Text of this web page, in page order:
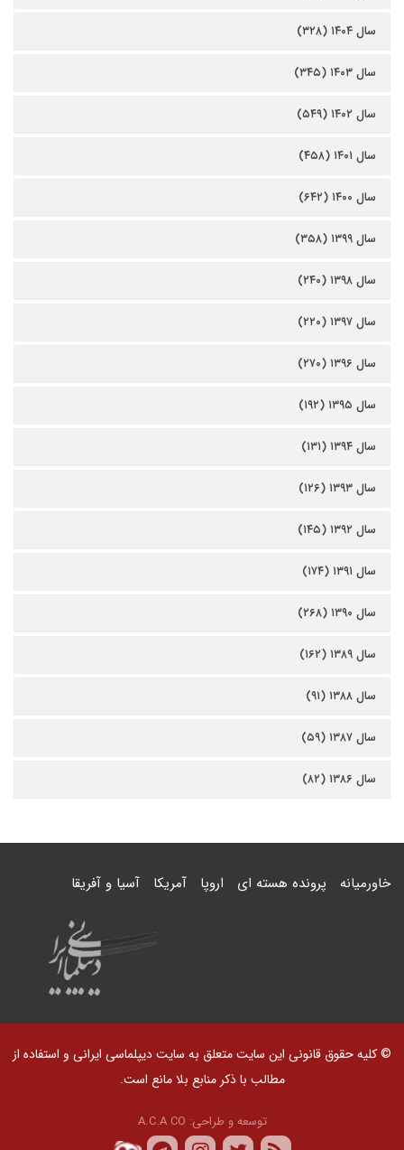
سال ۱۴۰۴ (۳۲۸)
سال ۱۴۰۳ (۳۴۵)
سال ۱۴۰۲ (۵۴۹)
سال ۱۴۰۱ (۴۵۸)
سال ۱۴۰۰ (۶۴۲)
سال ۱۳۹۹ (۳۵۸)
سال ۱۳۹۸ (۲۴۰)
سال ۱۳۹۷ (۲۲۰)
سال ۱۳۹۶ (۲۷۰)
سال ۱۳۹۵ (۱۹۲)
سال ۱۳۹۴ (۱۳۱)
سال ۱۳۹۳ (۱۲۶)
سال ۱۳۹۲ (۱۴۵)
سال ۱۳۹۱ (۱۷۴)
سال ۱۳۹۰ (۲۶۸)
سال ۱۳۸۹ (۱۶۲)
سال ۱۳۸۸ (۹۱)
سال ۱۳۸۷ (۵۹)
سال ۱۳۸۶ (۸۲)
خاورمیانه پرونده هسته ای اروپا آمریکا آسیا و آفریقا
© کلیه حقوق قانونی این سایت متعلق به سایت دیپلماسی ایرانی و استفاده از
مطالب با ذکر منابع بلا مانع است.
توسعه و طراحی: A.C.A CO